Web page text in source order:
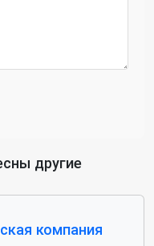
другие
компания